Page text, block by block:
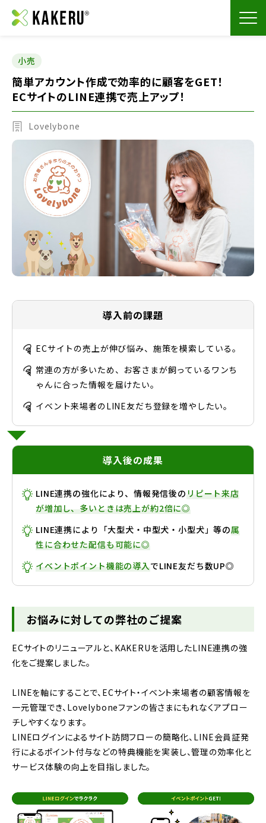
小売
簡単アカウント作成で効率的に顧客をGET！
ECサイトのLINE連携で売上アップ！
Lovelybone
導入前の課題
ECサイトの売上が伸び悩み、施策を模索している。
常連の方が多いため、お客さまが飼っているワンち
ゃんに合った情報を届けたい。
イベント来場者のLINE友だち登録を増やしたい。
導入後の成果
LINE連携の強化により、情報発信後の リピート来店
が増加し、多いときは売上が約2倍に◎
LINE連携により「大型犬・中型犬・小型犬」等の属
性に合わせた配信も可能に◎
イベントポイント機能の導入でLINE友だち数UP◎
お悩みに対しての弊社のご提案
ECサイトのリニューアルと、KAKERUを活用したLINE連携の強
化をご提案しました。
LINEを軸にすることで、ECサイト・イベント来場者の顧客情報を
一元管理でき、Lovelyboneファンの皆さまにもれなくアプロー
チしやすくなります。
LINEログインによるサイト訪問フローの簡略化、LINE会員証発
行によるポイント付与などの特典機能を実装し、管理の効率化と
サービス体験の向上を目指しました。